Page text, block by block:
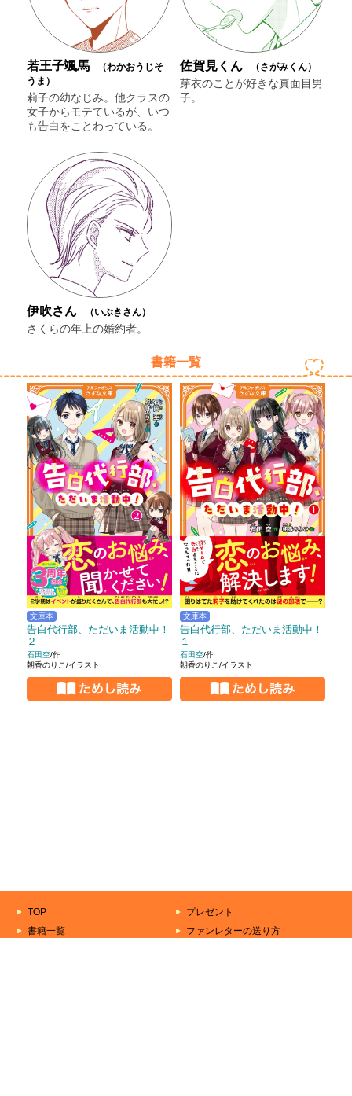
若王子颯馬
（わかおうじそ
うま）
莉子の幼なじみ。他クラスの
女子からモテているが、いつ
も告白をことわっている。
佐賀見くん （さがみくん）
芽衣のことが好きな真面目男
子。
伊吹さん （いぶきさん）
さくらの年上の婚約者。
書籍一覧
文庫本
告白代行部、ただいま活動中！
２
石田空/作
朝香のりこ/イラスト
文庫本
告白代行部、ただいま活動中！
１
石田空/作
朝香のりこ/イラスト
TOP
プレゼント
書籍一覧
ファンレターの送り方